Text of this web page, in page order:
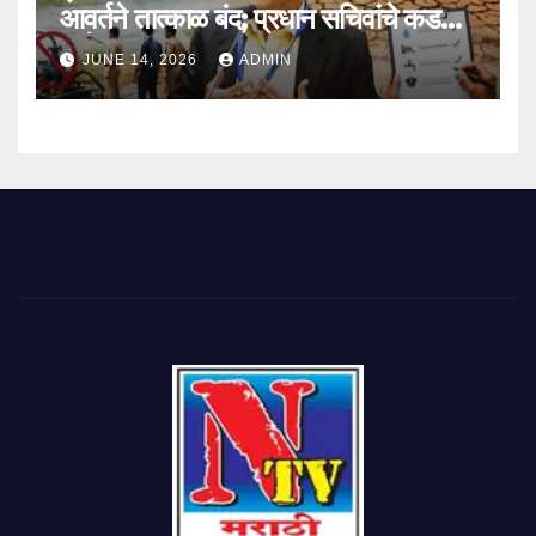
आवर्तने तात्काळ बंद; प्रधान सचिवांचे कडक
आदेश
JUNE 14, 2026 ADMIN